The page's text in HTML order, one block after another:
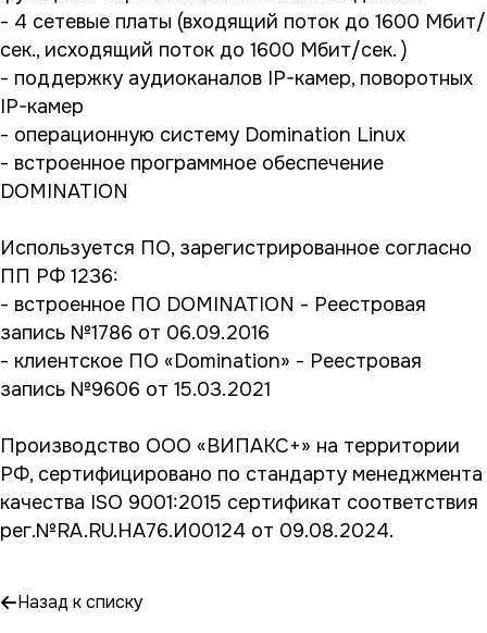
- 4 сетевые платы (входящий поток до 1600 Мбит/
сек., исходящий поток до 1600 Мбит/сек. )
- поддержку аудиоканалов IP-камер, поворотных
IP-камер
- операционную систему Domination Linux
- встроенное программное обеспечение
DOMINATION
Используется ПО, зарегистрированное согласно
ПП РФ 1236:
- встроенное ПО DOMINATION - Реестровая
запись №1786 от 06.09.2016
- клиентское ПО «Domination» - Реестровая
запись №9606 от 15.03.2021
Производство ООО «ВИПАКС+» на территории
РФ, сертифицировано по стандарту менеджмента
качества ISO 9001:2015 сертификат соответствия
рег.№RA.RU.HA76.И00124 от 09.08.2024.
Назад к списку